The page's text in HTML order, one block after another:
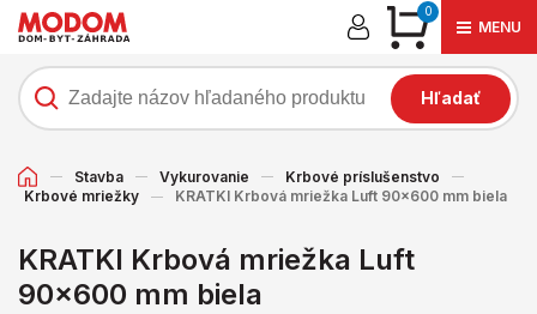
0
MENU
Hľadať
Stavba Vykurovanie
Krbové príslušenstvo
Krbové mriežky
KRATKI Krbová mriežka Luft 90x600 mm biela
KRATKI Krbová mriežka Luft
90x600 mm biela